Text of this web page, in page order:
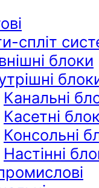
спліт
блоки
Канальні
Касетні
Консольні
Настінні